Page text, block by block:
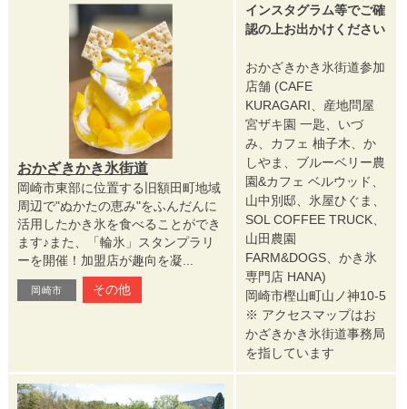
おかざきかき氷街道
岡崎市東部に位置する旧額田町地域
周辺で"ぬかたの恵み"をふんだんに
活用したかき氷を食べることができ
ます♪また、「輪氷」スタンプラリ
ーを開催！加盟店が趣向を凝...
岡崎市 その他
インスタグラム等でご確
認の上お出かけください
おかざきかき氷街道参加
店舗 (CAFE
KURAGARI、産地問屋
宮ザキ園 一匙、いづ
み、カフェ 柚子木、か
しやま、ブルーベリー農
園&カフェ ベルウッド、
山中別邸、氷屋ひぐま、
SOL COFFEE TRUCK、
山田農園
FARM&DOGS、かき氷
専門店 HANA)
岡崎市樫山町山ノ神10-5
※ アクセスマップはお
かざきかき氷街道事務局
を指しています